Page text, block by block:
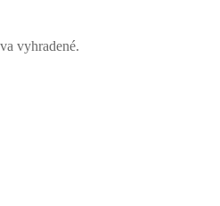
vyhradené.